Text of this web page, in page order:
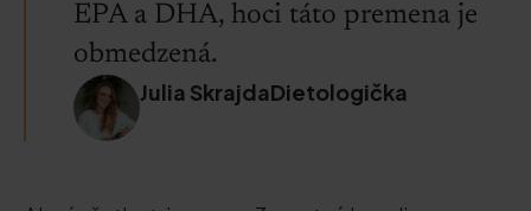
EPA a DHA, hoci táto premena je
obmedzená.
Julia SkrajdaDietologička